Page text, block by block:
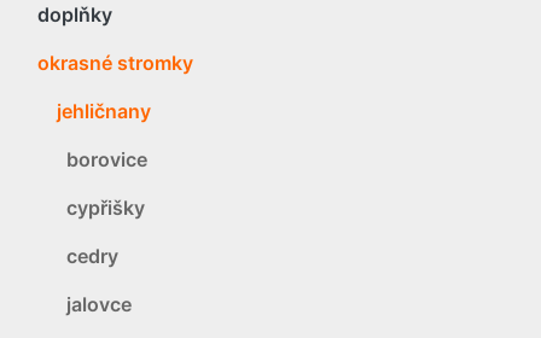
doplňky
okrasné stromky
jehličnany
borovice
cypřišky
cedry
jalovce